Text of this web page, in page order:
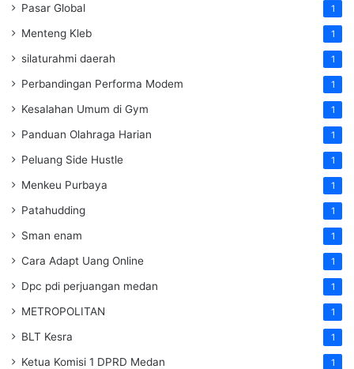
Pasar Global 1
Menteng Kleb 1
silaturahmi daerah 1
Perbandingan Performa Modem 1
Kesalahan Umum di Gym 1
Panduan Olahraga Harian 1
Peluang Side Hustle 1
Menkeu Purbaya 1
Patahudding 1
Sman enam 1
Cara Adapt Uang Online 1
Dpc pdi perjuangan medan 1
METROPOLITAN 1
BLT Kesra 1
Ketua Komisi 1 DPRD Medan 1